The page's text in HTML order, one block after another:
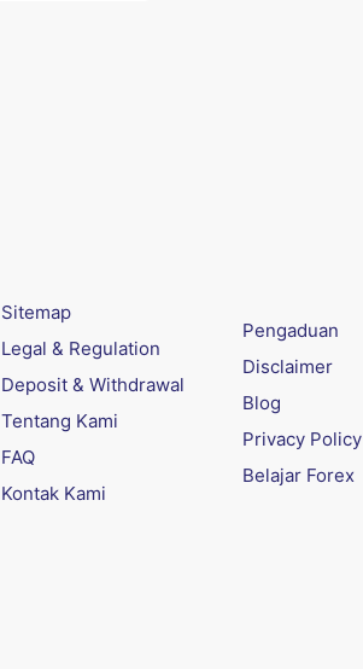
Sitemap
Legal & Regulation
Deposit & Withdrawal
Tentang Kami
FAQ
Kontak Kami
Pengaduan
Disclaimer
Blog
Privacy Policy
Belajar Forex